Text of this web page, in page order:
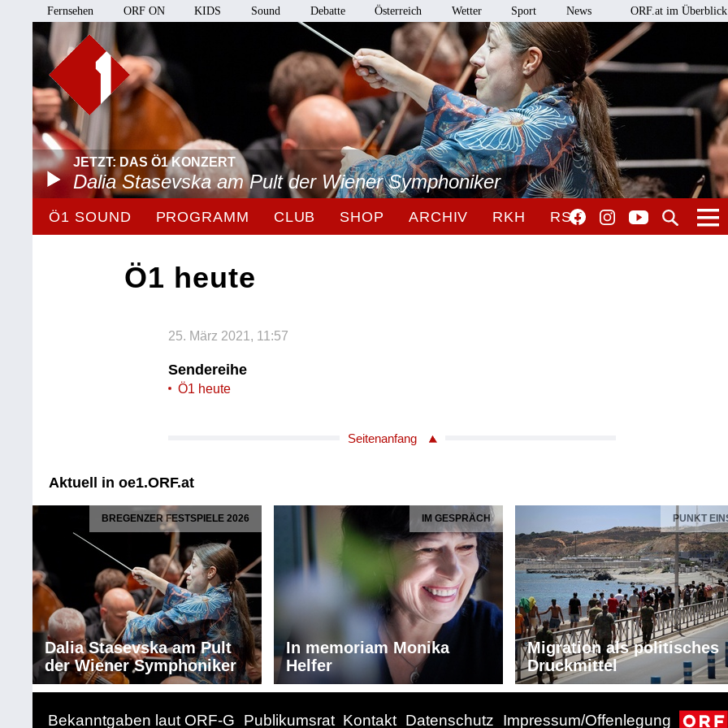
Fernsehen ORF ON KIDS Sound Debatte Österreich Wetter Sport News ORF.at im Überblick
JETZT: DAS Ö1 KONZERT
Dalia Stasevska am Pult der Wiener Symphoniker
Ö1 SOUND PROGRAMM CLUB SHOP ARCHIV RKH RSO
Ö1 heute
25. März 2021, 11:57
Sendereihe
Ö1 heute
Seitenanfang
Aktuell in oe1.ORF.at
BREGENZER FESTSPIELE 2026
Dalia Stasevska am Pult
der Wiener Symphoniker
IM GESPRÄCH
In memoriam Monika
Helfer
PUNKT
Migration als politisches
Druckmittel
Bekanntgaben laut ORF-G Publikumsrat Kontakt Datenschutz Impressum/Offenlegung